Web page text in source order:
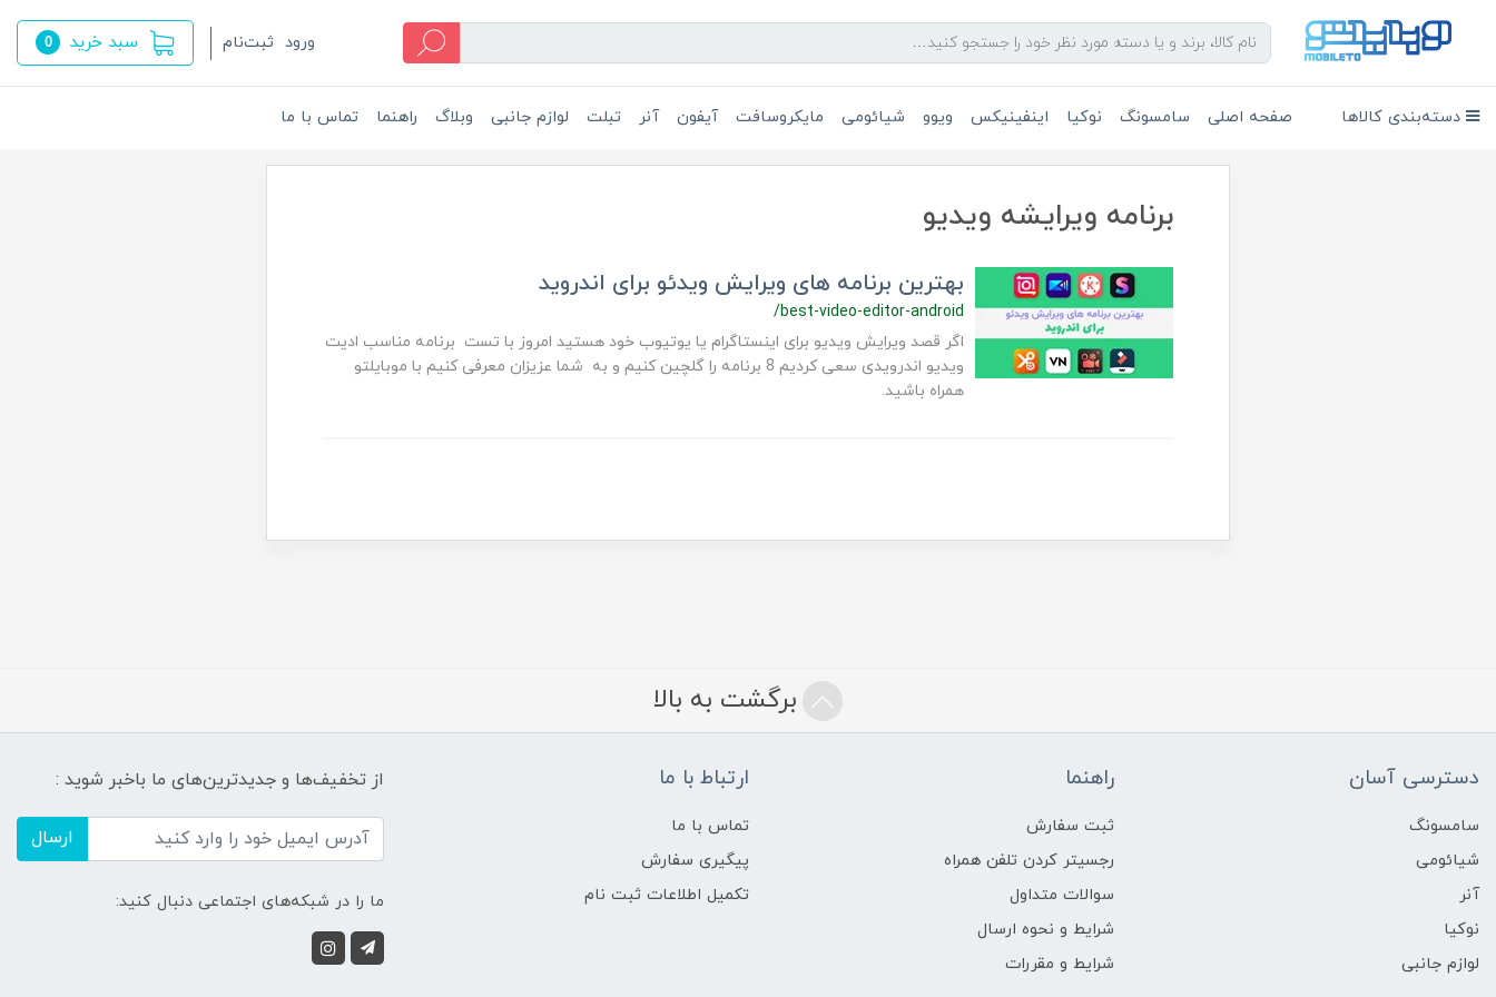
ورود ثبت‌نام سبد خرید 0
دسته‌بندی کالاها صفحه اصلی سامسونگ نوکیا اینفینیکس ویوو شیائومی مایکروسافت آیفون آنر تبلت لوازم جانبی وبلاگ راهنما تماس با ما
برنامه ویرایشه ویدیو
بهترین برنامه های ویرایش ویدئو برای اندروید
/best-video-editor-android
اگر قصد ویرایش ویدیو برای اینستاگرام یا یوتیوب خود هستید امروز با تست برنامه مناسب ادیت
ویدیو اندرویدی سعی کردیم 8 برنامه را گلچین کنیم و به شما عزیزان معرفی کنیم با موبایلتو
همراه باشید.
برگشت به بالا
دسترسی آسان
سامسونگ
شیائومی
آنر
نوکیا
لوازم جانبی
راهنما
ثبت سفارش
رجسیتر کردن تلفن همراه
سوالات متداول
شرایط و نحوه ارسال
شرایط و مقررات
ارتباط با ما
تماس با ما
پیگیری سفارش
تکمیل اطلاعات ثبت نام
از تخفیف‌ها و جدیدترین‌های ما باخبر شوید :
ارسال
ما را در شبکه‌های اجتماعی دنبال کنید: